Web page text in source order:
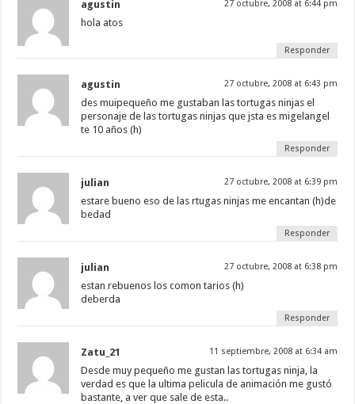
agustin 27 octubre, 2008 at 6:44 pm
hola atos
Responder
agustin 27 octubre, 2008 at 6:43 pm
des muipequeño me gustaban las tortugas ninjas el
personaje de las tortugas ninjas que jsta es migelangel
te 10 años (h)
Responder
julian 27 octubre, 2008 at 6:39 pm
estare bueno eso de las rtugas ninjas me encantan (h)de
bedad
Responder
julian 27 octubre, 2008 at 6:38 pm
estan rebuenos los comon tarios (h)
deberda
Responder
Zatu_21 11 septiembre, 2008 at 6:34 am
Desde muy pequeño me gustan las tortugas ninja, la
verdad es que la ultima pelicula de animación me gustó
bastante, a ver que sale de esta..